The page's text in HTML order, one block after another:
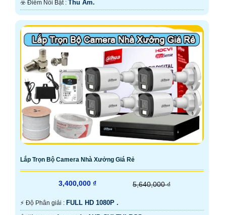
️☣️ Điểm Nỗi Bật : Thu Âm.
Lắp Trọn Bộ Camera Nhà Xưởng Giá Rẻ
3,400,000 ₫ 5,640,000 ₫
️⚡ Độ Phân giải : FULL HD 1080P .